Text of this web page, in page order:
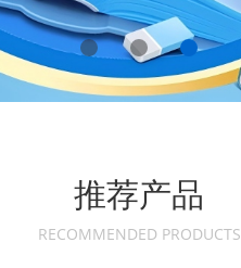
推荐产品
RECOMMENDED PRODUCTS